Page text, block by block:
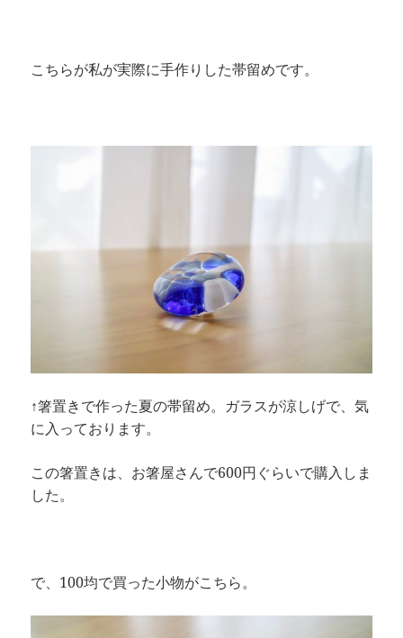
こちらが私が実際に手作りした帯留めです。
↑箸置きで作った夏の帯留め。ガラスが涼しげで、気
に入っております。
この箸置きは、お箸屋さんで600円ぐらいで購入しま
した。
で、100均で買った小物がこちら。